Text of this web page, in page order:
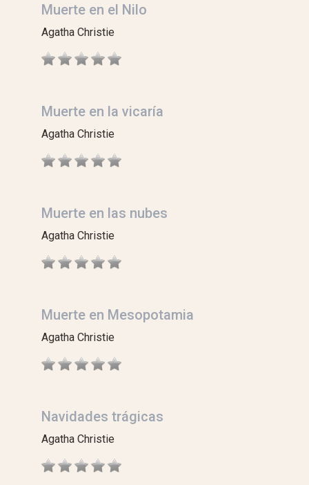
Muerte en el Nilo
Agatha Christie
Muerte en la vicaría
Agatha Christie
Muerte en las nubes
Agatha Christie
Muerte en Mesopotamia
Agatha Christie
Navidades trágicas
Agatha Christie